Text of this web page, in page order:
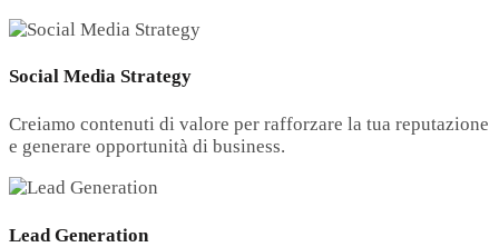
Social Media Strategy
Creiamo contenuti di valore per rafforzare la tua reputazione
e generare opportunità di business.
Lead Generation